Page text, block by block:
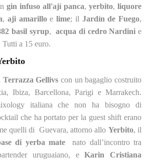
gin infuso all'ají panca, yerbito, liquore
, aji amarilloe lime; il Jardín de Fuego,
basil syrup,acqua di cedro Nardinie
Tutti a 15 euro.
Terrazza Gellivscon un bagaglio costruito
Ibiza, Barcellona, Parigi e Marrakech.
italiana che non ha bisogno di
che ha portato per la guest shift erano
quelli di Guevara, attorno allo Yerbito, il
di yerba mate
nato dall’incontro tra
uruguaiano, eKarin Cristiana